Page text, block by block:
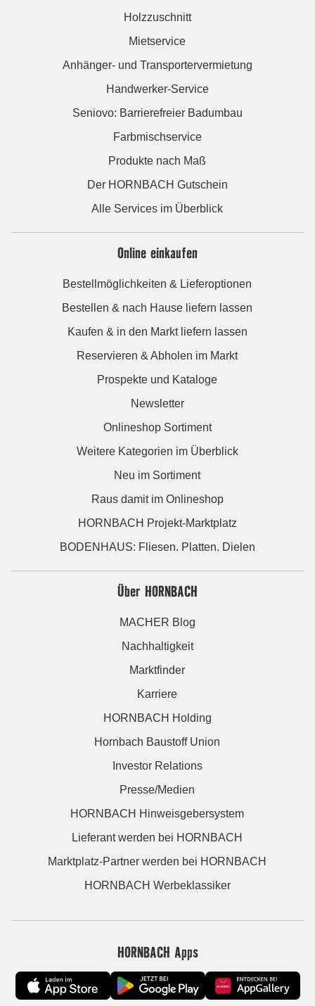
Holzzuschnitt
Mietservice
Anhänger- und Transportervermietung
Handwerker-Service
Seniovo: Barrierefreier Badumbau
Farbmischservice
Produkte nach Maß
Der HORNBACH Gutschein
Alle Services im Überblick
Online einkaufen
Bestellmöglichkeiten & Lieferoptionen
Bestellen & nach Hause liefern lassen
Kaufen & in den Markt liefern lassen
Reservieren & Abholen im Markt
Prospekte und Kataloge
Newsletter
Onlineshop Sortiment
Weitere Kategorien im Überblick
Neu im Sortiment
Raus damit im Onlineshop
HORNBACH Projekt-Marktplatz
BODENHAUS: Fliesen. Platten. Dielen
Über HORNBACH
MACHER Blog
Nachhaltigkeit
Marktfinder
Karriere
HORNBACH Holding
Hornbach Baustoff Union
Investor Relations
Presse/Medien
HORNBACH Hinweisgebersystem
Lieferant werden bei HORNBACH
Marktplatz-Partner werden bei HORNBACH
HORNBACH Werbeklassiker
HORNBACH Apps